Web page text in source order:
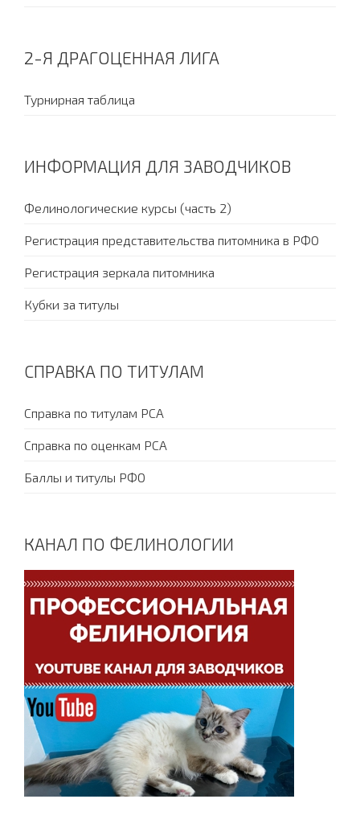
2-Я ДРАГОЦЕННАЯ ЛИГА
Турнирная таблица
ИНФОРМАЦИЯ ДЛЯ ЗАВОДЧИКОВ
Фелинологические курсы (часть 2)
Регистрация представительства питомника в РФО
Регистрация зеркала питомника
Кубки за титулы
СПРАВКА ПО ТИТУЛАМ
Справка по титулам PCA
Справка по оценкам PCA
Баллы и титулы РФО
КАНАЛ ПО ФЕЛИНОЛОГИИ